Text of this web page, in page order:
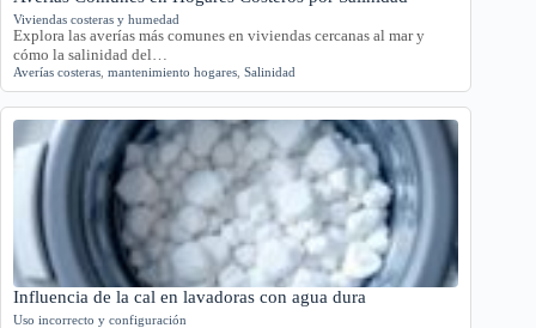
Viviendas costeras y humedad
Explora las averías más comunes en viviendas cercanas al mar y
cómo la salinidad del…
Averías costeras mantenimiento hogares Salinidad
Influencia de la cal en lavadoras con agua dura
Uso incorrecto y configuración